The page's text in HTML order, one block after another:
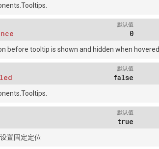
默认值
0
before tooltip is shown and hidden when hovered
默认值
false
默认值
true
置固定定位